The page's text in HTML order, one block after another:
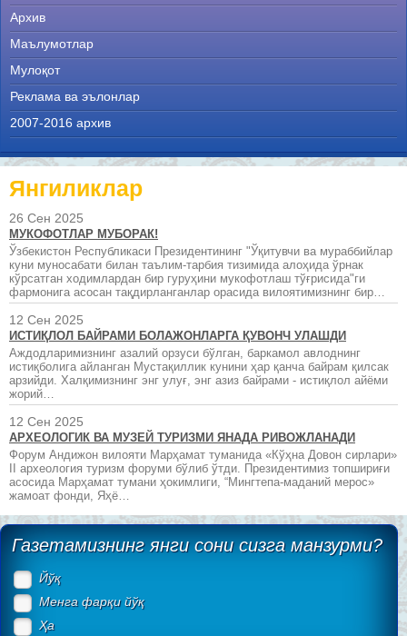
Архив
Маълумотлар
Мулоқот
Реклама ва эълонлар
2007-2016 архив
Янгиликлар
26 Сен 2025
МУКОФОТЛАР МУБОРАК!
Ўзбекистон Республикаси Президентининг "Ўқитувчи ва мураббийлар
куни муносабати билан таълим-тарбия тизимида алоҳида ўрнак
кўрсатган ходимлардан бир гуруҳини мукофотлаш тўғрисида"ги
фармонига асосан тақдирланганлар орасида вилоятимизнинг бир…
12 Сен 2025
ИСТИҚЛОЛ БАЙРАМИ БОЛАЖОНЛАРГА ҚУВОНЧ УЛАШДИ
Аждодларимизнинг азалий орзуси бўлган, баркамол авлоднинг
истиқболига айланган Мустақиллик кунини ҳар қанча байрам қилсак
арзийди. Халқимизнинг энг улуғ, энг азиз байрами - истиқлол айёми
жорий…
12 Сен 2025
АРХЕОЛОГИК ВА МУЗЕЙ ТУРИЗМИ ЯНАДА РИВОЖЛАНАДИ
Форум Андижон вилояти Марҳамат туманида «Кўҳна Довон сирлари»
II археология туризм форуми бўлиб ўтди. Президентимиз топшириғи
асосида Марҳамат тумани ҳокимлиги, “Мингтепа-маданий мерос»
жамоат фонди, Яҳё…
Газетамизнинг янги сони сизга манзурми?
Йўқ
Менга фарқи йўқ
Ҳа